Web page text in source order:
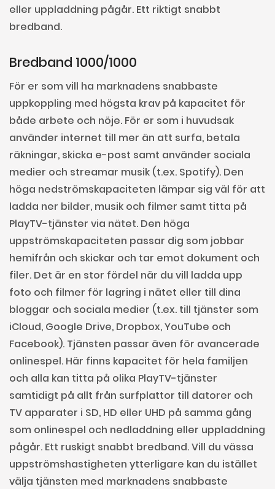
eller uppladdning pågår. Ett riktigt snabbt
bredband.
Bredband 1000/1000
För er som vill ha marknadens snabbaste
uppkoppling med högsta krav på kapacitet för
både arbete och nöje. För er som i huvudsak
använder internet till mer än att surfa, betala
räkningar, skicka e-post samt använder sociala
medier och streamar musik (t.ex. Spotify). Den
höga nedströmskapaciteten lämpar sig väl för att
ladda ner bilder, musik och filmer samt titta på
PlayTV-tjänster via nätet. Den höga
uppströmskapaciteten passar dig som jobbar
hemifrån och skickar och tar emot dokument och
filer. Det är en stor fördel när du vill ladda upp
foto och filmer för lagring i nätet eller till dina
bloggar och sociala medier (t.ex. till tjänster som
iCloud, Google Drive, Dropbox, YouTube och
Facebook). Tjänsten passar även för avancerade
onlinespel. Här finns kapacitet för hela familjen
och alla kan titta på olika PlayTV-tjänster
samtidigt på allt från surfplattor till datorer och
TV apparater i SD, HD eller UHD på samma gång
som onlinespel och nedladdning eller uppladdning
pågår. Ett ruskigt snabbt bredband. Vill du vässa
uppströmshastigheten ytterligare kan du istället
välja tjänsten med marknadens snabbaste